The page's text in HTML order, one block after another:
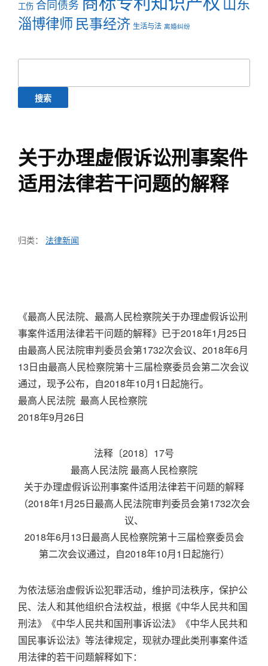
工伤 合同债务
淄博律师民事经济 生活与法 离婚纠纷
索：
关于办理虚假诉讼刑事案件
适用法律若干问题的解释
归类： 法律新闻
《最高人民法院、最高人民检察院关于办理虚假诉讼刑
事案件适用法律若干问题的解释》已于2018年1月25日
由最高人民法院审判委员会第1732次会议、2018年6月
13日由最高人民检察院第十三届检察委员会第二次会议
通过，现予公布，自2018年10月1日起施行。
最高人民法院 最高人民检察院
2018年9月26日
法释〔2018〕17号
最高人民法院 最高人民检察院
关于办理虚假诉讼刑事案件适用法律若干问题的解释
（2018年1月25日最高人民法院审判委员会第1732次会
议、
2018年6月13日最高人民检察院第十三届检察委员会
第二次会议通过，自2018年10月1日起施行）
为依法惩治虚假诉讼犯罪活动，维护司法秩序，保护公
民、法人和其他组织合法权益，根据《中华人民共和国
刑法》《中华人民共和国刑事诉讼法》《中华人民共和
国民事诉讼法》等法律规定，现就办理此类刑事案件适
用法律的若干问题解释如下：